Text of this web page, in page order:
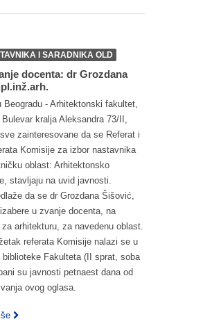
I SARADNIKA OLD
docenta: dr Grozdana
Beogradu - Arhitektonski fakultet,
Bulevar kralja Aleksandra 73/II,
zainteresovane da se Referat i
Komisije za izbor nastavnika
oblast: Arhitektonsko
stavljaju na uvid javnosti.
da se dr Grozdana Šišović,
u zvanje docenta, na
za arhitekturu, za navedenu oblast.
referata Komisije nalazi se u
biblioteke Fakulteta (II sprat, soba
su javnosti petnaest dana od
ovog oglasa.